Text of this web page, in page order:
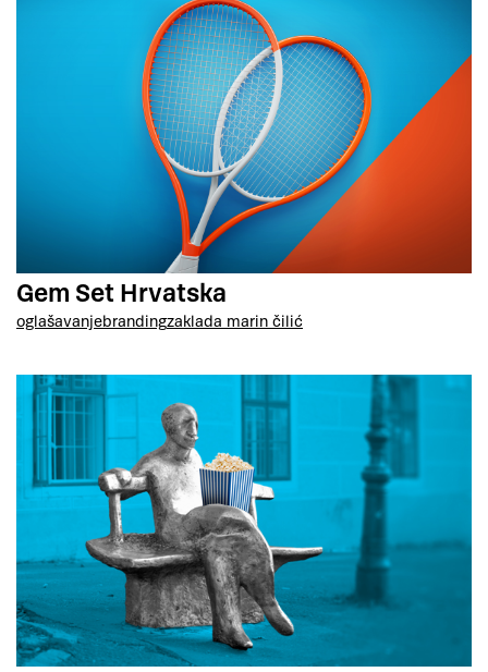
Gem Set Hrvatska
oglašavanjebrandingzaklada marin čilić